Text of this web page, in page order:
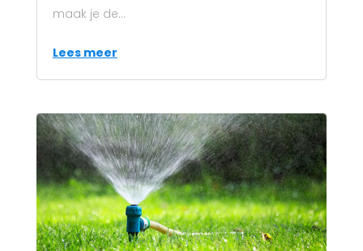
maak je de...
Lees meer